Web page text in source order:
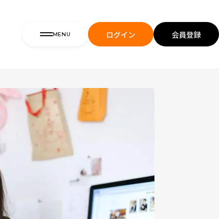
MENU ログイン 会員登録